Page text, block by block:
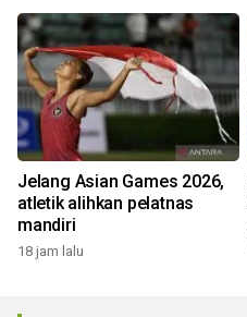
Jelang Asian Games 2026,
atletik alihkan pelatnas
mandiri
18 jam lalu